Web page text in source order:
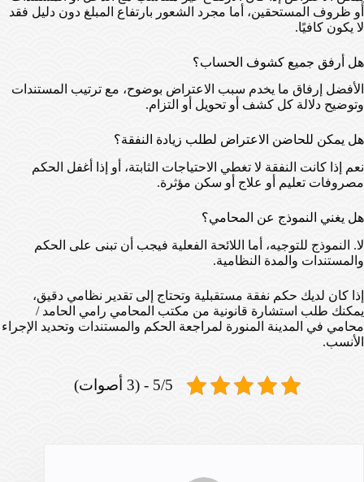
أو ظروف المستحقين، أما مجرد الشعور بارتفاع المبلغ دون دليل فقد
لا يكون كافيًا.
هل أرفق جميع كشوف الحساب؟
الأفضل إرفاق ما يخدم سبب الاعتراض بوضوح، مع ترتيب المستندات
وتوضيح دلالة كل كشف أو تحويل أو التزام.
هل يمكن للحاضن الاعتراض لطلب زيادة النفقة؟
نعم إذا كانت النفقة لا تغطي الاحتياجات الثابتة، أو إذا أغفل الحكم
مصروفات تعليم أو علاج أو سكن مؤثرة.
هل يغني النموذج عن المحامي؟
لا. النموذج للتوجيه، أما اللائحة الفعلية فيجب أن تبنى على الحكم
والمستندات والمدة النظامية.
إذا كان لديك حكم نفقة مستقبلية وتحتاج إلى تقدير نظامي دقيق،
يمكنك طلب استشارة قانونية من مكتب المحامي رامي الحامد /
محامي في المدينة المنورة لمراجعة الحكم والمستندات وتحديد الإجراء
الأنسب.
5/5 - (3 أصوات)